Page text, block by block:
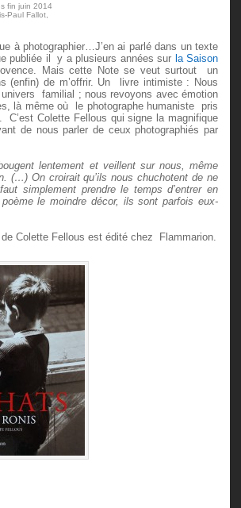
fin juin 2014
Paul Fallot,
à photographier…J’en ai parlé dans un texte
publiée il y a plusieurs années sur la Saison
Mais cette Note se veut surtout un
(enfin) de m’offrir. Un livre intimiste : Nous
familial ; nous revoyons avec émotion
là même où le photographe humaniste pris
Colette Fellous qui signe la magnifique
de nous parler de ceux photographiés par
lentement et veillent sur nous, même
(…) On croirait qu’ils nous chuchotent de ne
simplement prendre le temps d’entrer en
le moindre décor, ils sont parfois eux-
Colette Fellous est édité chez Flammarion.